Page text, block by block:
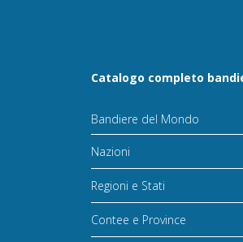
Catalogo completo
Bandiere del Mondo
Nazioni
Regioni e Stati
Contee e Province